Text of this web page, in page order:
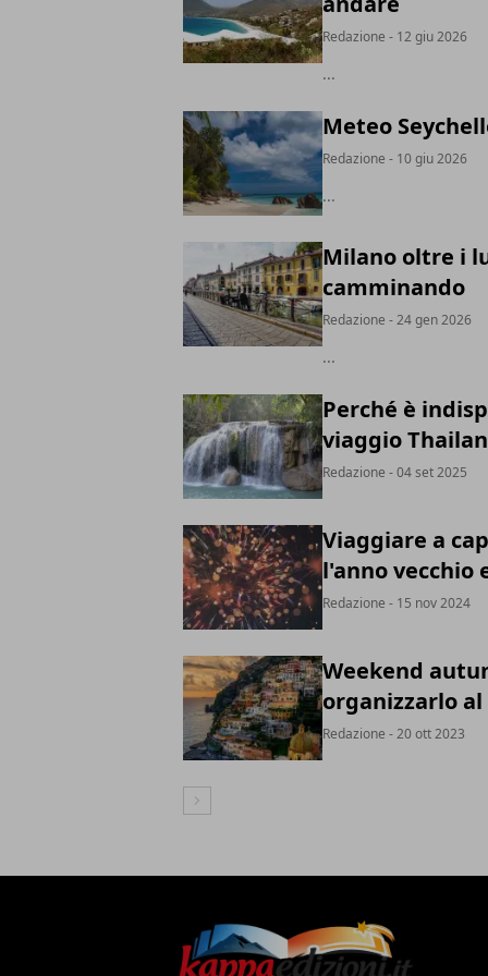
Redazione - 12 giu 2026
...
Meteo
Redazione - 10 giu 2026
...
Milano oltre i
camminando
Redazione - 24 gen 2026
...
Perché è
viaggio
Redazione - 04 set 2025
Viaggiare a
l'anno vecchio
Redazione - 15 nov 2024
Weekend
organizzarlo
Redazione - 20 ott 2023
Articolo Successivo